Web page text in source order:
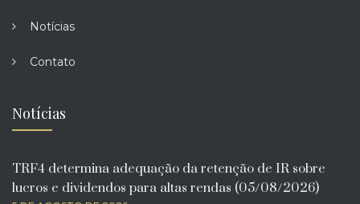
Notícias
Contato
Notícias
TRF4 determina adequação da retenção de IR sobre
lucros e dividendos para altas rendas (05/08/2026)